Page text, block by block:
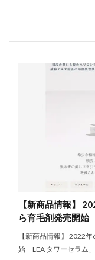
【新商品情報】
ら育毛剤発売開始
【新商品情報】 2022
始「LEA タワーセラム